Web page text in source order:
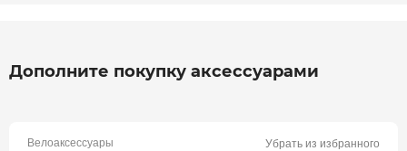
Дополните покупку аксессуарами
Велоаксессуары Убрать из избранного